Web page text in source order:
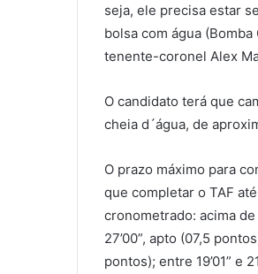
seja, ele precisa estar
bolsa com água
tenente-coronel Alex
O candidato terá que
cheia d´água, de
O prazo máximo para
que completar o TAF
cronometrado: acima de
27’00”, apto (07,5
pontos); entre 19’01” e